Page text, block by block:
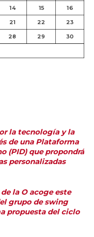
14 15 16
21 22 23
28 29 30
la tecnología y la
de una Plataforma
(PID) que propondrá
personalizadas
la O acoge este
grupo de swing
propuesta del ciclo